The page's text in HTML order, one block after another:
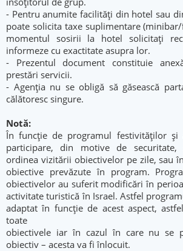
- Pentru anumite facilități din hotel sau
poate solicita taxe suplimentare
momentul sosirii la hotel solicitați
informeze cu exactitate asupra lor.
- Prezentul document constituie
prestări servicii.
- Agenția nu se obligă să găsească
călătoresc singure.
Notă:
În funcţie de programul festivităţilor
participare, din motive de securitate,
ordinea vizitării obiectivelor pe zile, sau
obiective prevăzute în program.
obiectivelor au suferit modificări în
activitate turistică în Israel. Astfel
adaptat în funcție de acest aspect,
toate
obiectivele iar în cazul în care nu se
obiectiv – acesta va fi înlocuit.